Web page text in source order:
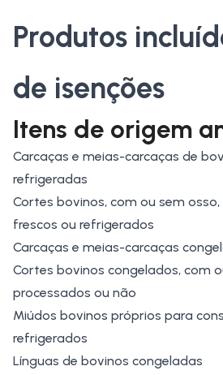
Produtos
de isenções
Itens de origem
Carcaças e meias-carcaças de
refrigeradas
Cortes bovinos, com ou sem
frescos ou refrigerados
Carcaças e meias-carcaças
Cortes bovinos congelados, com
processados ou não
Miúdos bovinos próprios para
refrigerados
Línguas de bovinos congeladas